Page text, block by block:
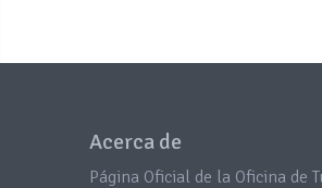
Acerca de
Página Oficial de la Oficina de